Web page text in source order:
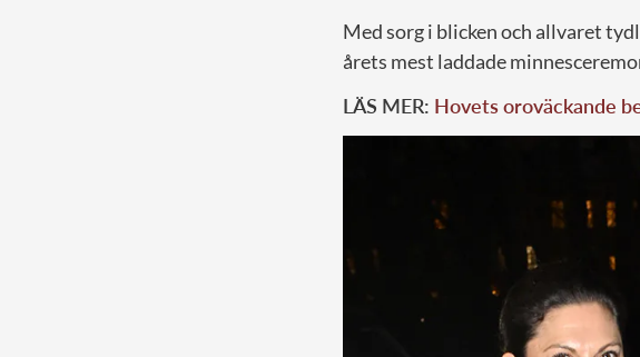
Med sorg i blicken och allvaret
årets mest laddade
LÄS MER: Hovets oroväckande